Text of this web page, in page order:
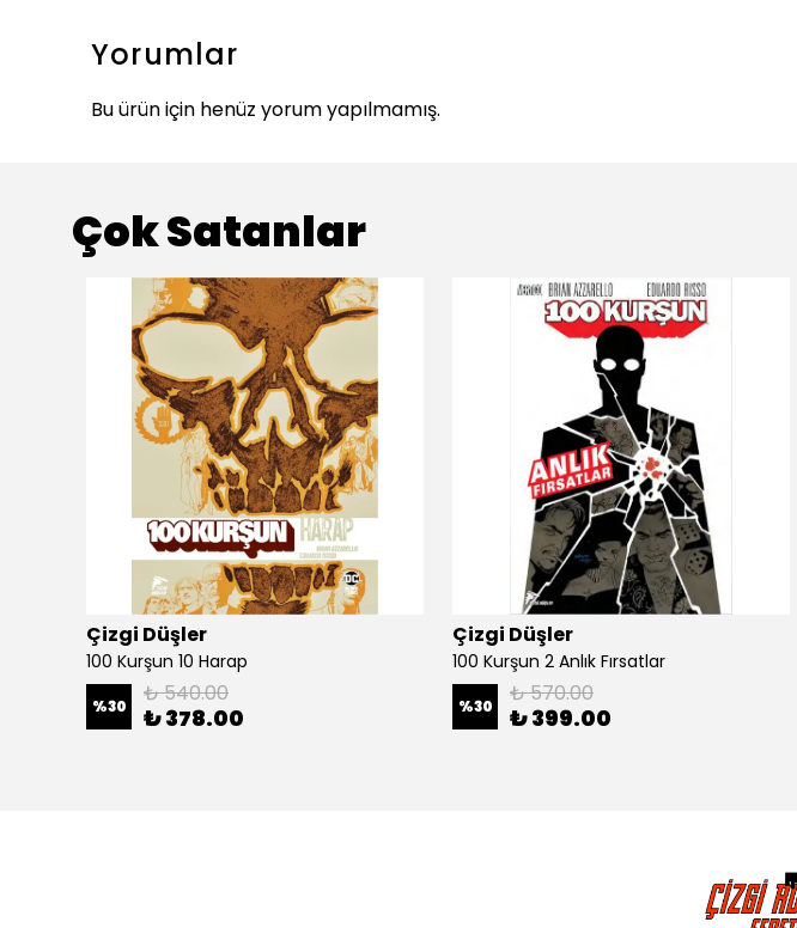
Yorumlar
Bu ürün için henüz yorum yapılmamış.
Çok Satanlar
Çizgi Düşler
100 Kurşun 10 Harap
%30 ₺ 540.00
₺ 378.00
Çizgi Düşler
100 Kurşun 2 Anlık Fırsatlar
%30 ₺ 570.00
₺ 399.00